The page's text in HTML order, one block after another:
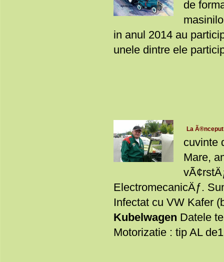
de
in anul 2014 au
unele dintre ele
La
cuvinte
Mare,
ElectromecanicÄƒ.
Infectat cu VW Kafer
Kubelwagen Datele
Motorizatie : tip AL